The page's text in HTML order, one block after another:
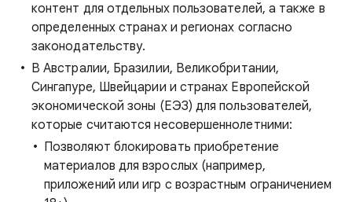
контент для отдельных пользователей, а также в
определенных странах и регионах согласно
законодательству.
В Австралии, Бразилии, Великобритании,
Сингапуре, Швейцарии и странах Европейской
экономической зоны (ЕЭЗ) для пользователей,
которые считаются несовершеннолетними:
Позволяют блокировать приобретение
материалов для взрослых (например,
приложений или игр с возрастным ограничением